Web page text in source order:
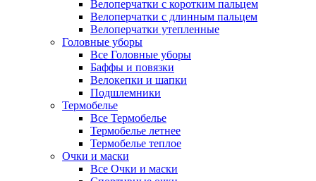
Велоперчатки с коротким пальцем
Велоперчатки с длинным пальцем
Велоперчатки утепленные
Головные уборы
Все Головные уборы
Баффы и повязки
Велокепки и шапки
Подшлемники
Термобелье
Все Термобелье
Термобелье летнее
Термобелье теплое
Очки и маски
Все Очки и маски